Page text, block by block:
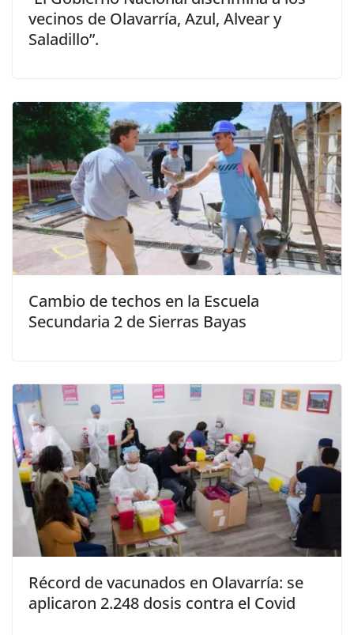
vecinos de Olavarría, Azul, Alvear y
Saladillo”.
Cambio de techos en la Escuela
Secundaria 2 de Sierras Bayas
Récord de vacunados en Olavarría: se
aplicaron 2.248 dosis contra el Covid